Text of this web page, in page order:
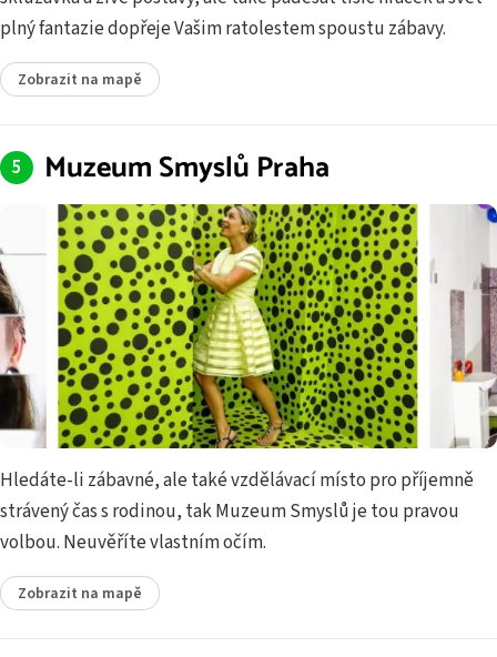
plný fantazie dopřeje Vašim ratolestem spoustu zábavy.
Zobrazit na mapě
Muzeum Smyslů Praha
Hledáte-li zábavné, ale také vzdělávací místo pro příjemně
strávený čas s rodinou, tak Muzeum Smyslů je tou pravou
volbou. Neuvěříte vlastním očím.
Zobrazit na mapě